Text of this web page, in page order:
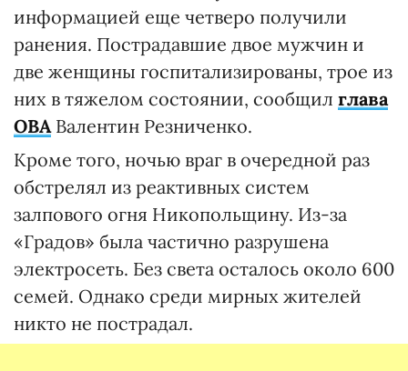
информацией еще четверо получили
ранения. Пострадавшие двое мужчин и
две женщины госпитализированы, трое из
них в тяжелом состоянии, сообщил глава
ОВАВалентин Резниченко.
Кроме того, ночью враг в очередной раз
обстрелял из реактивных систем
залпового огня Никопольщину. Из-за
«Градов» была частично разрушена
электросеть. Без света осталось около 600
семей. Однако среди мирных жителей
никто не пострадал.